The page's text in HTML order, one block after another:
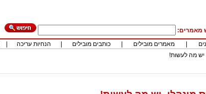
מאמרים:
מאמרים מובילים כותבים מובילים הנחיות עריכה
יש מה לעשות!